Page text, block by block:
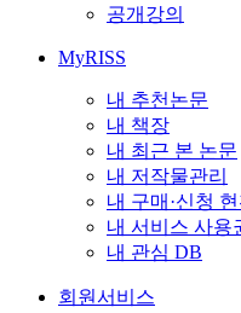
공개강의
MyRISS
내 추천논문
내 책장
내 최근 본 논문
내 저작물관리
내 구매·신청
내 서비스 사용
내 관심 DB
회원서비스